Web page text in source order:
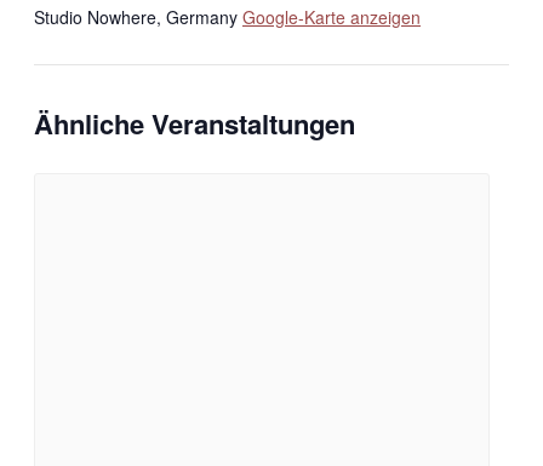
Studio Nowhere, Germany Google-Karte anzeigen
Ähnliche Veranstaltungen